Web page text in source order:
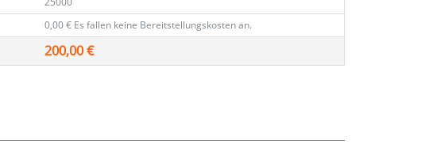
0,00 € Es fallen keine Bereitstellungskosten an.
200,00 €